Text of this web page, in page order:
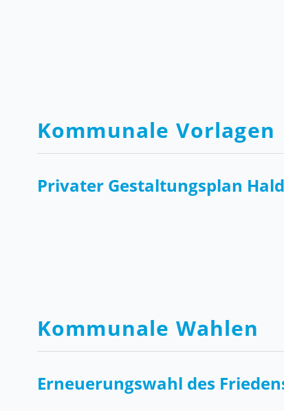
Kommunale Vorlagen
Privater Gestaltungsplan
Kommunale Wahlen
Erneuerungswahl des